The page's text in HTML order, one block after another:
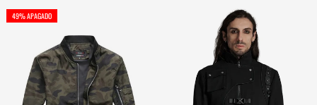
49% APAGADO